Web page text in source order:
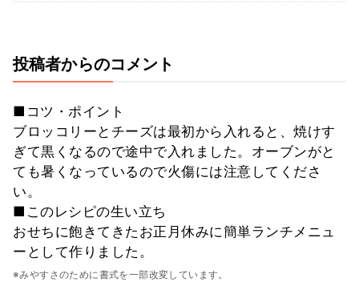
投稿者からのコメント
■コツ・ポイント
ブロッコリーとチーズは最初から入れると、焼けす
ぎて黒くなるので途中で入れました。オーブンがと
ても暑くなっているので火傷には注意してくださ
い。
■このレシピの生い立ち
おせちに飽きてきたお正月休みに簡単ランチメニュ
ーとして作りました。
※みやすさのために書式を一部改変しています。